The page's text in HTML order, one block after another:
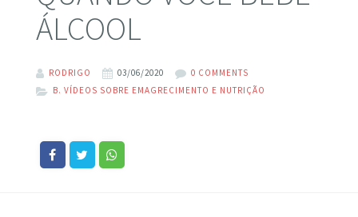
ÁLCOOL
RODRIGO 03/06/2020
0 COMMENTS
B. VÍDEOS SOBRE EMAGRECIMENTO E NUTRIÇÃO